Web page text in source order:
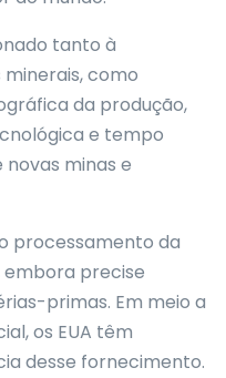
tanto à
como
da produção,
e tempo
minas e
processamento da
embora precise
primas. Em meio a
os EUA têm
desse fornecimento.